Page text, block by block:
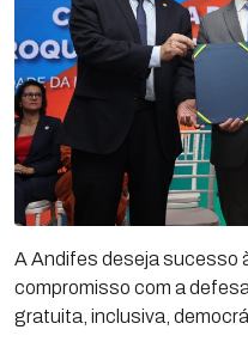
A Andifes deseja sucesso
compromisso com a
gratuita, inclusiva,